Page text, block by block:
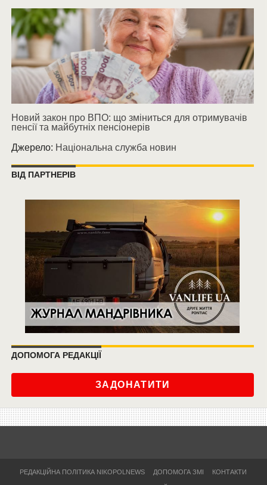
Новий закон про ВПО: що зміниться для отримувачів
пенсії та майбутніх пенсіонерів
Джерело: Національна служба новин
ВІД ПАРТНЕРІВ
ДОПОМОГА РЕДАКЦІЇ
ЗАДОНАТИТИ
РЕДАКЦІЙНА ПОЛІТИКА NIKOPOLNEWS ДОПОМОГА ЗМІ КОНТАКТИ